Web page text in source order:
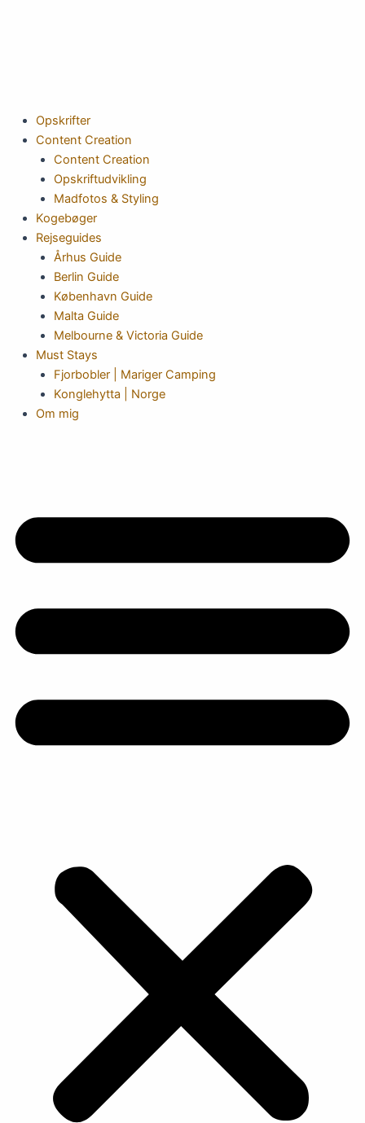
Opskrifter
Content Creation
Content Creation
Opskriftudvikling
Madfotos & Styling
Kogebøger
Rejseguides
Århus Guide
Berlin Guide
København Guide
Malta Guide
Melbourne & Victoria Guide
Must Stays
Fjorbobler | Mariger Camping
Konglehytta | Norge
Om mig